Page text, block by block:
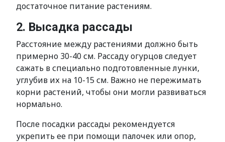
достаточное питание растениям.
2. Высадка рассады
Расстояние между растениями должно быть
примерно 30-40 см. Рассаду огурцов следует
сажать в специально подготовленные лунки,
углубив их на 10-15 см. Важно не пережимать
корни растений, чтобы они могли развиваться
нормально.
После посадки рассады рекомендуется
укрепить ее при помощи палочек или опор,